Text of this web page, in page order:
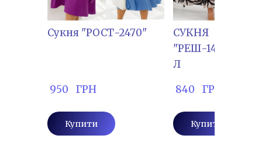
Сукня "РОСТ-2470"
950   ГРН
Купити
СУКНЯ
"РЕШ-
Л
840   ГРН
Купити